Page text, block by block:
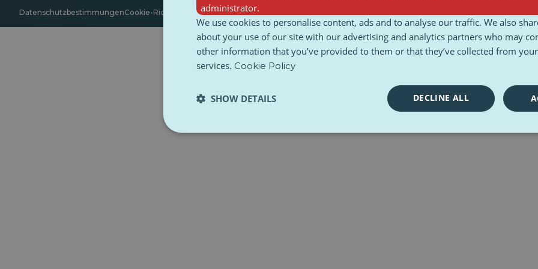
DatenschutzbestimmungenCookie-Richtlinie ZugänglichkeitBedingungen und Konditionen
administrator.
We use cookies to personalise content, ads and to analyse our traffic. We also
about your use of our site with our advertising and analytics partners who may
other information that you’ve provided to them or that they’ve collected from
services. Cookie Policy
DECLINE ALL
SHOW DETAILS